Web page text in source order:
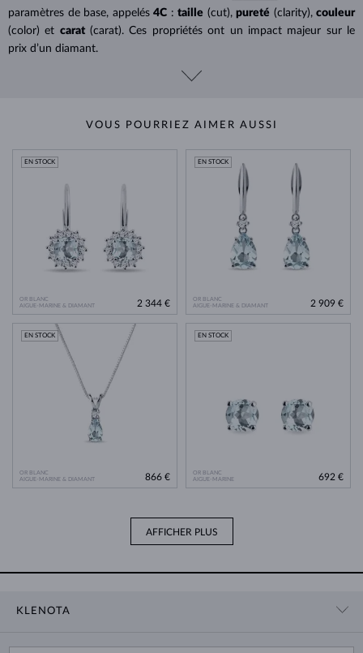
paramètres de base, appelés 4C : taille (cut), pureté (clarity), couleur
(color) et carat (carat). Ces propriétés ont un impact majeur sur le
prix d’un diamant.
VOUS POURRIEZ AIMER AUSSI
OR BLANC
AIGUE-MARINE & DIAMANT
EN STOCK
2 344 €
OR BLANC
AIGUE-MARINE & DIAMANT
EN STOCK
2 909 €
OR BLANC
AIGUE-MARINE & DIAMANT
EN STOCK
866 €
OR BLANC
AIGUE-MARINE
EN STOCK
692 €
AFFICHER PLUS
KLENOTA